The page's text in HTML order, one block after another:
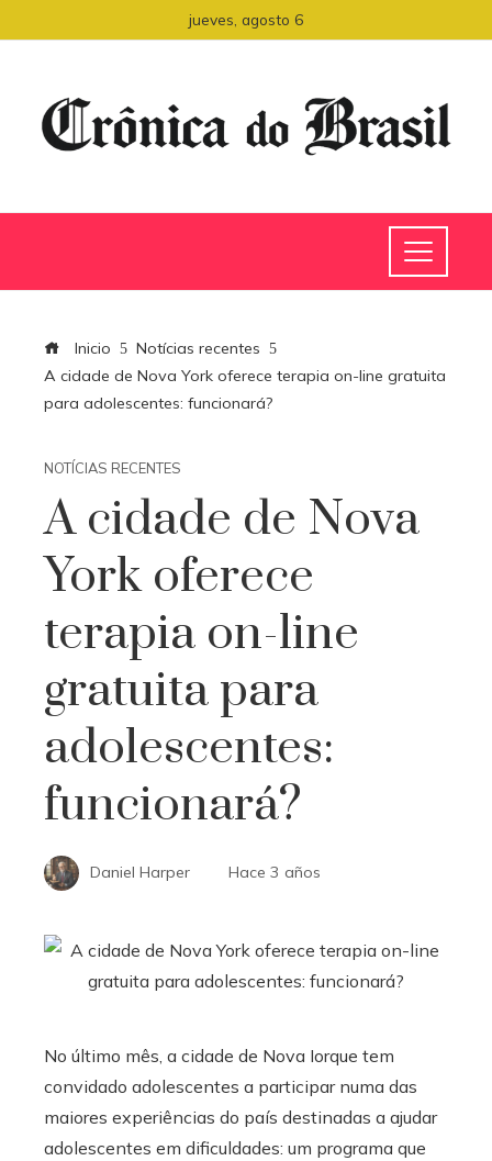
jueves, agosto 6
Inicio
Notícias recentes
A cidade de Nova York oferece terapia on-line gratuita
para adolescentes: funcionará?
NOTÍCIAS RECENTES
A cidade de Nova
York oferece
terapia on-line
gratuita para
adolescentes:
funcionará?
Daniel Harper Hace 3 años
No último mês, a cidade de Nova Iorque tem
convidado adolescentes a participar numa das
maiores experiências do país destinadas a ajudar
adolescentes em dificuldades: um programa que